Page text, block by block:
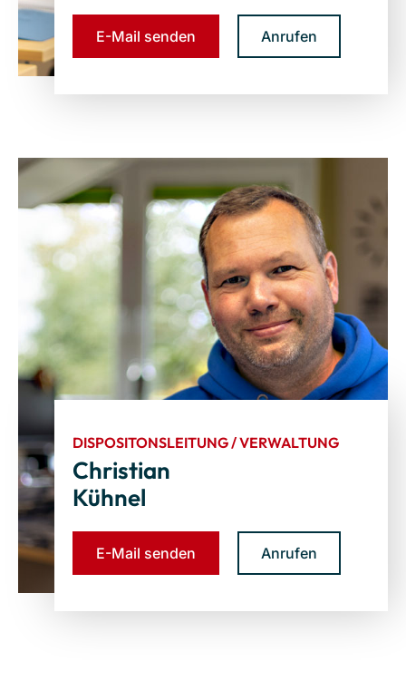
E-Mail senden Anrufen
DISPOSITONSLEITUNG / VERWALTUNG
Christian
Kühnel
E-Mail senden Anrufen